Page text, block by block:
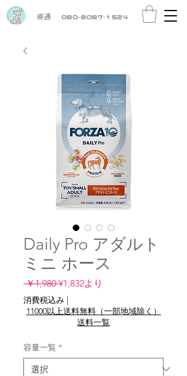
直通 080-8087-1524
Daily Pro アダルト
ミニ ホース
￥1,980 通
常
価
¥1,832より
ル
価
消費税込み |
11000以上送料無料（一部地域除く）
送料一覧
容量一覧 *